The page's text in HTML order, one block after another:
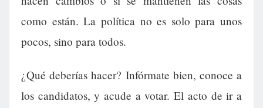
como están. La política no es solo para unos
pocos, sino para todos.
¿Qué deberías hacer? Infórmate bien, conoce a
los candidatos, y acude a votar. El acto de ir a